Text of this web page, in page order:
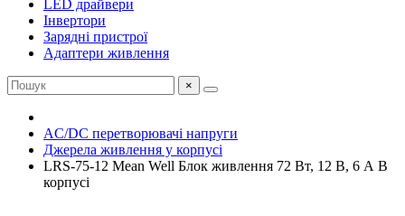
LED драйвери
Інвертори
Зарядні пристрої
Адаптери живлення
×
AC/DC перетворювачі напруги
Джерела живлення у корпусі
LRS-75-12 Mean Well Блок живлення 72 Вт, 12 В, 6 А В
корпусі